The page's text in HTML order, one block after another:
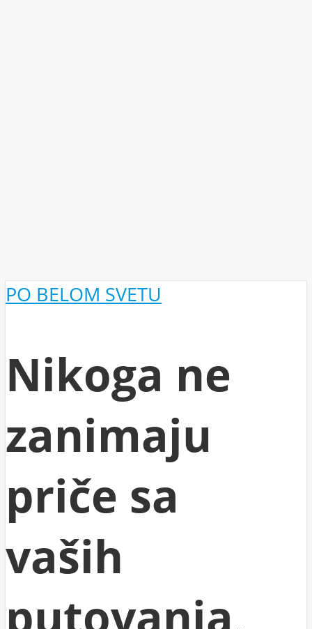
PO BELOM SVETU
Nikoga ne
zanimaju
priče sa
vaših
putovanja,